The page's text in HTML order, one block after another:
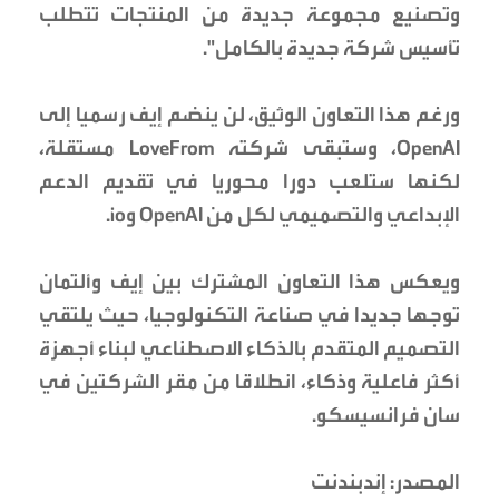
وتصنيع مجموعة جديدة من المنتجات تتطلب
تأسيس شركة جديدة بالكامل".
ورغم هذا التعاون الوثيق، لن ينضم إيف رسميا إلى
OpenAI، وستبقى شركته LoveFrom مستقلة،
لكنها ستلعب دورا محوريا في تقديم الدعم
الإبداعي والتصميمي لكل من OpenAI وio.
ويعكس هذا التعاون المشترك بين إيف وألتمان
توجها جديدا في صناعة التكنولوجيا، حيث يلتقي
التصميم المتقدم بالذكاء الاصطناعي لبناء أجهزة
أكثر فاعلية وذكاء، انطلاقا من مقر الشركتين في
سان فرانسيسكو.
المصدر: إندبندنت